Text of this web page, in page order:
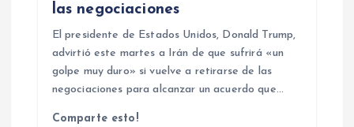
las negociaciones
El presidente de Estados Unidos, Donald Trump,
advirtió este martes a Irán de que sufrirá «un
golpe muy duro» si vuelve a retirarse de las
negociaciones para alcanzar un acuerdo que…
Comparte esto!